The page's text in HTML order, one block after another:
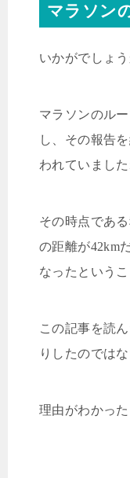
マラソン
いかがでしょう
マラソンのル
し、その報告
われていました
その時点であ
の距離が42km
なったというこ
この記事を読
りしたのでは
理由がわかっ